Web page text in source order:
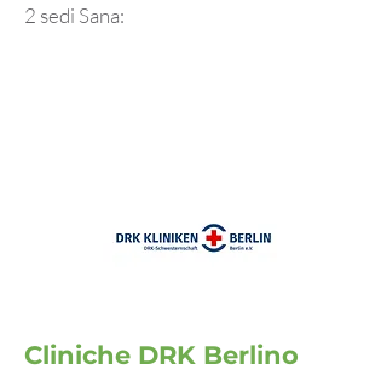
2 sedi Sana:
Cliniche DRK Berlino